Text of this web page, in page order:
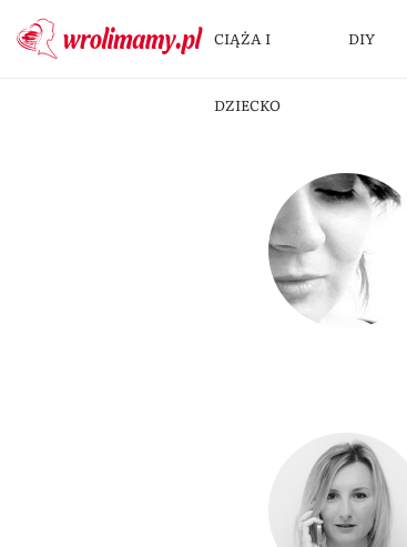
CIĄŻA I
DZIECKO
DIY